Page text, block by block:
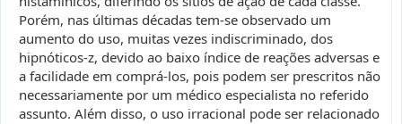
Porém, nas últimas décadas tem-se observado um
aumento do uso, muitas vezes indiscriminado, dos
hipnóticos-z, devido ao baixo índice de reações adversas e
a facilidade em comprá-los, pois podem ser prescritos não
necessariamente por um médico especialista no referido
assunto. Além disso, o uso irracional pode ser relacionado